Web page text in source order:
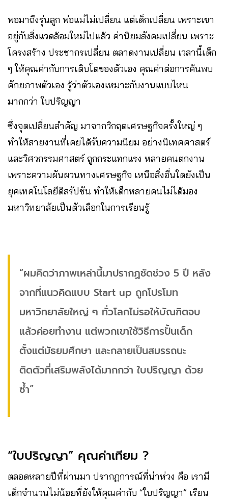
พอมาถึงรุ่นลูก พ่อแม่ไม่เปลี่ยน แต่เด็กเปลี่ยน เพราะเขา
อยู่กับสิ่งแวดล้อมใหม่ไปแล้ว ค่านิยมสังคมเปลี่ยน เพราะ
โครงสร้าง ประชากรเปลี่ยน ตลาดงานเปลี่ยน เวลานี้เด็ก
ๆ ให้คุณค่ากับการเติบโตของตัวเอง คุณค่าต่อการค้นพบ
ศักยภาพตัวเอง รู้ว่าตัวเองเหมาะกับงานแบบไหน
มากกว่า ใบปริญญา
ซึ่งจุดเปลี่ยนสำคัญ มาจากวิกฤตเศรษฐกิจครั้งใหญ่ ๆ
ทำให้สายงานที่เคยได้รับความนิยม อย่างนิเทศศาสตร์
และวิศวกรรมศาสตร์ ถูกกระแทกแรง หลายคนตกงาน
เพราะความผันผวนทางเศรษฐกิจ เหนือสิ่งอื่นใดยังเป็น
ยุคเทคโนโลยีดิสรัปชัน ทำให้เด็กหลายคนไม่ได้มอง
มหาวิทยาลัยเป็นตัวเลือกในการเรียนรู้
“ผมคิดว่าภาพเหล่านี้มาปรากฏชัดช่วง 5 ปี หลัง
จากที่แนวคิดแบบ Start up ถูกโปรโมท
มหาวิทยาลัยใหญ่ ๆ ทั่วโลกไม่รอให้บัณฑิตจบ
แล้วค่อยทำงาน แต่พวกเขาใช้วิธีการปั้นเด็ก
ตั้งแต่มัธยมศึกษา และกลายเป็นสมรรถนะ
ติดตัวที่เสริมพลังได้มากกว่า ใบปริญญา ด้วย
ซ้ำ”
“ใบปริญญา” คุณค่าเทียม ?
ตลอดหลายปีที่ผ่านมา ปรากฏการณ์ที่น่าห่วง คือ เรามี
เด็กจำนวนไม่น้อยที่ยังให้คุณค่ากับ “ใบปริญญา” เรียน